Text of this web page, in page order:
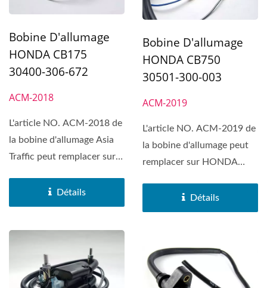
Bobine D'allumage
HONDA CB175
30400-306-672
ACM-2018
L'article NO. ACM-2018 de
la bobine d'allumage Asia
Traffic peut remplacer sur
CB175K3/K4/K5/K6/CL175K3/CB200/B/L.
Détails
Bobine D'allumage
HONDA CB750
30501-300-003
ACM-2019
L'article NO. ACM-2019 de
la bobine d'allumage peut
remplacer sur HONDA
Détails